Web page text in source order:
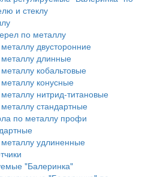
и стеклу
по металлу
двусторонние
длинные
кобальтовые
конусные
нитрид-титановые
стандартные
по металлу профи
удлиненные
"Балеринка"